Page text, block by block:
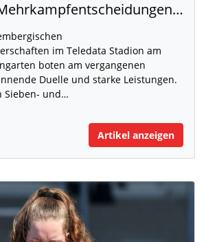
Spannende Mehrkampfentscheidungen in Weingarten
im Teledata Stadion am
boten am vergangenen
Duelle und starke Leistungen.
Sieben- und…
Artikel anzeigen